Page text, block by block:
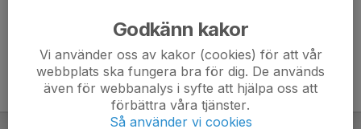
Godkänn kakor
Vi använder oss av kakor (cookies) för att vår
webbplats ska fungera bra för dig. De används
även för webbanalys i syfte att hjälpa oss att
förbättra våra tjänster.
Så använder vi cookies